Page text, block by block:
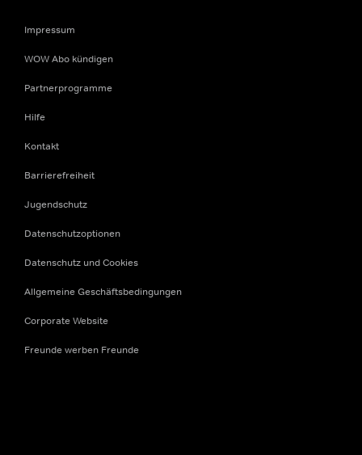
Impressum
WOW Abo kündigen
Partnerprogramme
Hilfe
Kontakt
Barrierefreiheit
Jugendschutz
Datenschutzoptionen
Datenschutz und Cookies
Allgemeine Geschäftsbedingungen
Corporate Website
Freunde werben Freunde